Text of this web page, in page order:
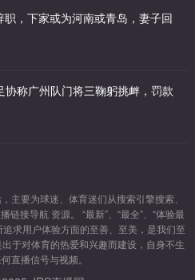
，下家或为河南或青岛，妻子回
协称广州队门将三鞠躬挑衅，罚款
主要为球迷、体育迷们从搜索引擎搜索、
接导航 资源。 “最新”、“最全”、“体验最
求用户体验方面的至善、至美，是我们至
于对体育的热爱和兴趣而建设，自身不生
直播信号与视频。